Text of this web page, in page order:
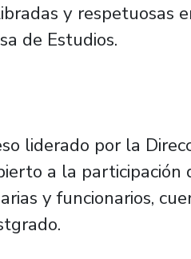
y respetuosas
de Estudios.
liderado por la
a la
y funcionarios,